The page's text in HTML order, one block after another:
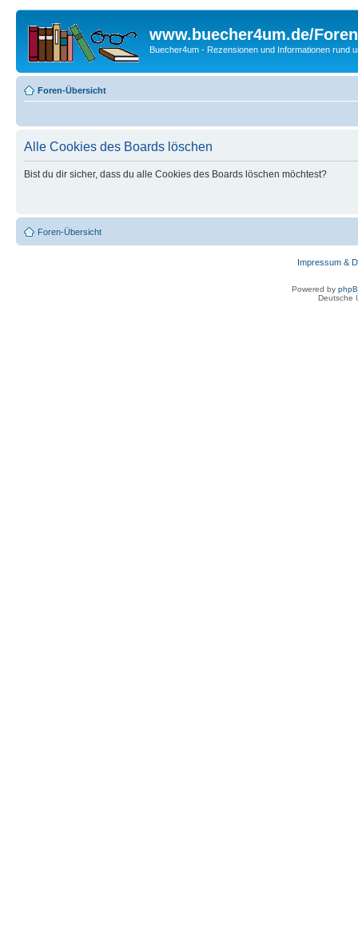
www.buecher4um.de/Foren
Buecher4um - Rezensionen und Informationen rund
Foren-Übersicht
Alle Cookies des Boards löschen
Bist du dir sicher, dass du alle Cookies des Boards löschen möchtest?
Foren-Übersicht
Impressum &
Powered by
Deutsche